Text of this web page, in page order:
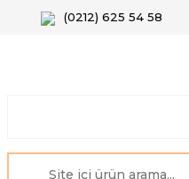
(0212) 625 54 58